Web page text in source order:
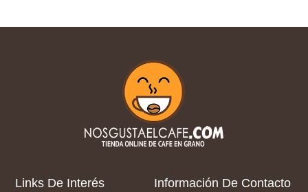
Links De Interés Información De Contacto